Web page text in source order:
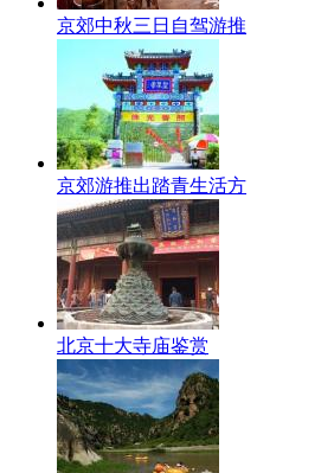
京郊中秋三日自驾游推
京郊游推出踏青生活方
北京十大寺庙鉴赏